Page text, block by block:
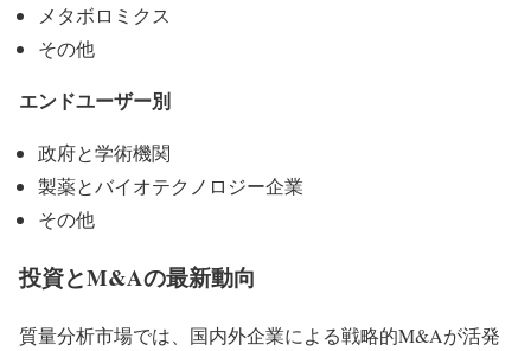
メタボロミクス
その他
エンドユーザー別
政府と学術機関
製薬とバイオテクノロジー企業
その他
投資とM&Aの最新動向
質量分析市場では、国内外企業による戦略的M&Aが活発